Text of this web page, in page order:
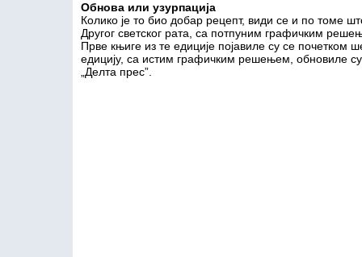
Обнова или узурпација
Колико је то био добар рецепт, види се и по томе
Другог светског рата, са потпуним графичким
Прве књиге из те едиције појавиле су се почетком
едицију, са истим графичким решењем, обновиле су
„Делта прес”.